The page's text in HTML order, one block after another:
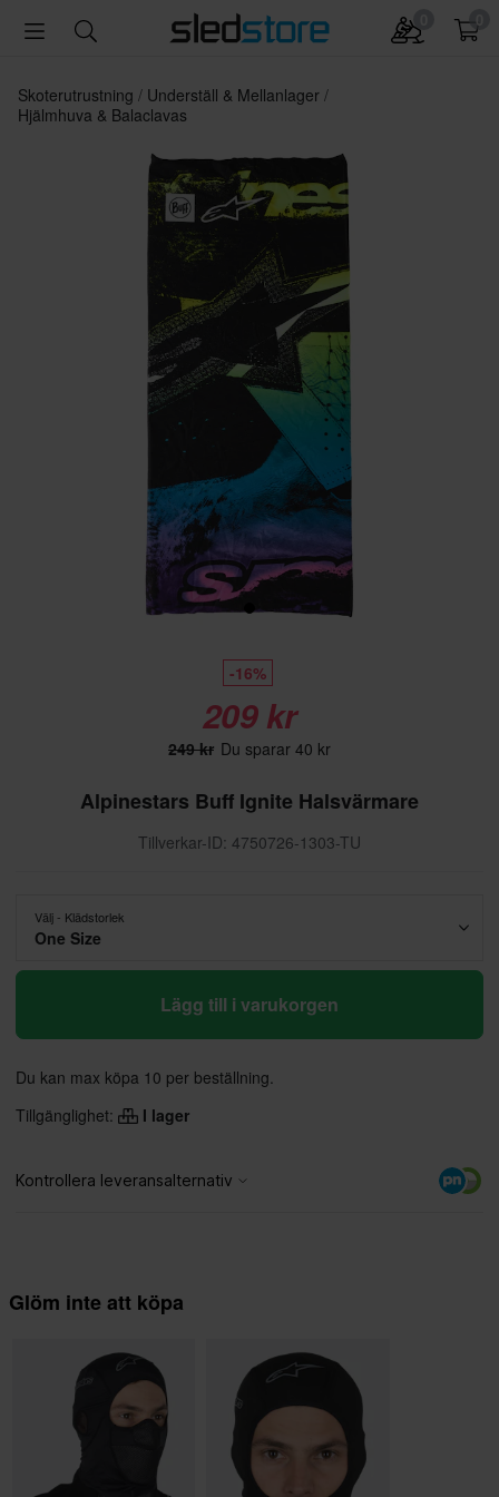
Skoterutrustning
Underställ & Mellanlager
Hjälmhuva & Balaclavas
-16%
209 kr
249 kr Du sparar 40 kr
Alpinestars Buff Ignite Halsvärmare
Tillverkar-ID: 4750726-1303-TU
Välj - Klädstorlek
One Size
Lägg till i varukorgen
Du kan max köpa 10 per beställning.
Tillgänglighet:
I lager
Glöm inte att köpa